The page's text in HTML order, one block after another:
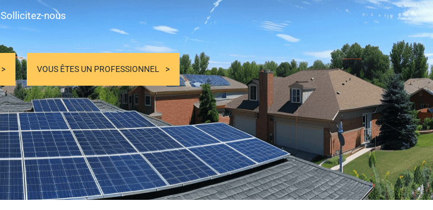
Sollicitez-nous
VOUS ÊTES UN PROFESSIONNEL